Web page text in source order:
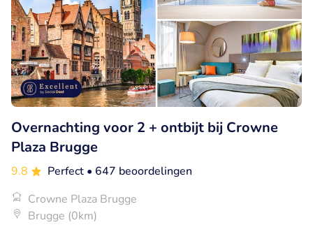
Overnachting voor 2 + ontbijt bij Crowne
Plaza Brugge
9.8 Perfect • 647 beoordelingen
Crowne Plaza Brugge
Brugge (0km)